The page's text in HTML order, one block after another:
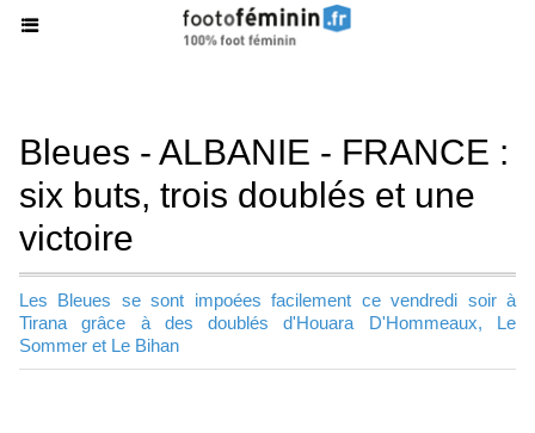
Bleues - ALBANIE - FRANCE :
six buts, trois doublés et une
victoire
Les Bleues se sont impoées facilement ce vendredi soir à
Tirana grâce à des doublés d'Houara D'Hommeaux, Le
Sommer et Le Bihan